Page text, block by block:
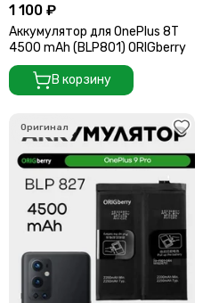
1 100 ₽
Аккумулятор для OnePlus 8T
4500 mAh (BLP801) ORIGberry
В корзину